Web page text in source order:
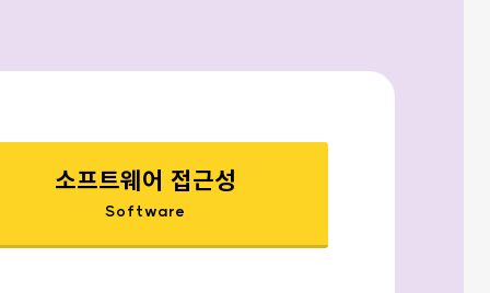
소프트웨어 접근성
Software